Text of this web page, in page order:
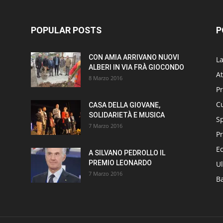
POPULAR POSTS
CON AMIA ARRIVANO NUOVI
ALBERI IN VIA FRÀ GIOCONDO
8 Marzo 2016
CASA DELLA GIOVANE,
SOLIDARIETÀ E MUSICA
7 Marzo 2016
A SILVANO PEDROLLO IL
PREMIO LEONARDO
7 Marzo 2016